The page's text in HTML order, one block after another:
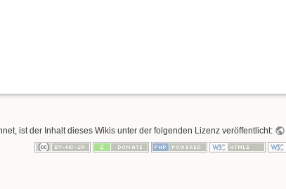
ist der Inhalt dieses Wikis unter der folgenden Lizenz veröffentlicht: